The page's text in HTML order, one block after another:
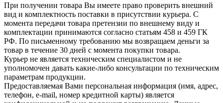
При получении товара Вы имеете право проверить внешний
вид и комплектность поставки в присутствии курьера. С
момента передачи товара претензии по внешнему виду и
комплектации принимаются согласно статьям 458 и 459 ГК
РФ. По письменному требованию мы возвращаем деньги за
товар в течение 30 дней с момента покупки товара.
Курьер не является техническим специалистом и не
уполномочен давать какие-либо консультации по техническим
параметрам продукции.
Предоставляемая Вами персональная информация (имя, адрес,
телефон, e-mail, номер кредитной карты) является